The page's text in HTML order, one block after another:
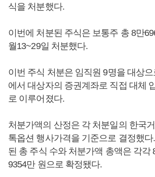
식을 처분했다.
이번에 처분된 주식은 보통주 총 8만
월13~29일 처분했다.
이번 주식 처분은 임직원 9명을 대상
에서 대상자의 증권계좌로 직접 대체
로 이루어졌다.
처분가액의 산정은 각 처분일의 한국
톡옵션 행사가격을 기준으로 결정했
된 총 주식 수와 처분가액 총액은 각각
9354만 원으로 확정됐다.